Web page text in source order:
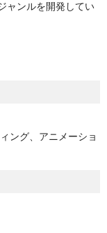
ャンルを開発してい
ング、アニメーショ